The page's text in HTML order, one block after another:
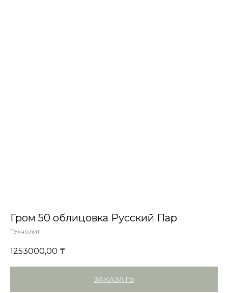
Гром 50 облицовка Русский Пар
Технолит
1253000,00 ₸
ЗАКАЗАТЬ